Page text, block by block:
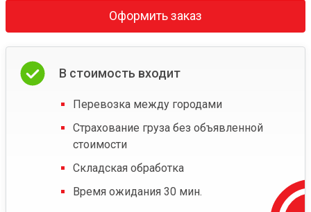
Оформить заказ
В стоимость входит
Перевозка между городами
Страхование груза без объявленной
стоимости
Складская обработка
Время ожидания 30 мин.